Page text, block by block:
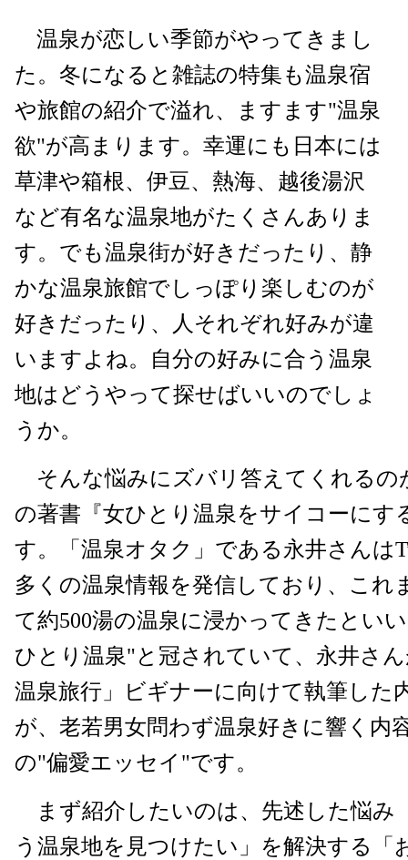
温泉が恋しい季節がやってきまし
た。冬になると雑誌の特集も温泉宿
や旅館の紹介で溢れ、ますます"温泉
欲"が高まります。幸運にも日本には
草津や箱根、伊豆、熱海、越後湯沢
など有名な温泉地がたくさんありま
す。でも温泉街が好きだったり、静
かな温泉旅館でしっぽり楽しむのが
好きだったり、人それぞれ好みが違
いますよね。自分の好みに合う温泉
地はどうやって探せばいいのでしょ
うか。
そんな悩みにズバリ答えてくれるの
の著書『女ひとり温泉をサイコーにす
す。「温泉オタク」である永井さんは
多くの温泉情報を発信しており、これ
て約500湯の温泉に浸かってきたとい
ひとり温泉"と冠されていて、永井さ
温泉旅行」ビギナーに向けて執筆した
が、老若男女問わず温泉好きに響く内
の"偏愛エッセイ"です。
まず紹介したいのは、先述した悩み
う温泉地を見つけたい」を解決する「